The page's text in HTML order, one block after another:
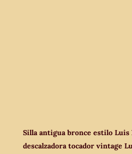
Silla antigua bronce estilo Luis
descalzadora tocador vintage